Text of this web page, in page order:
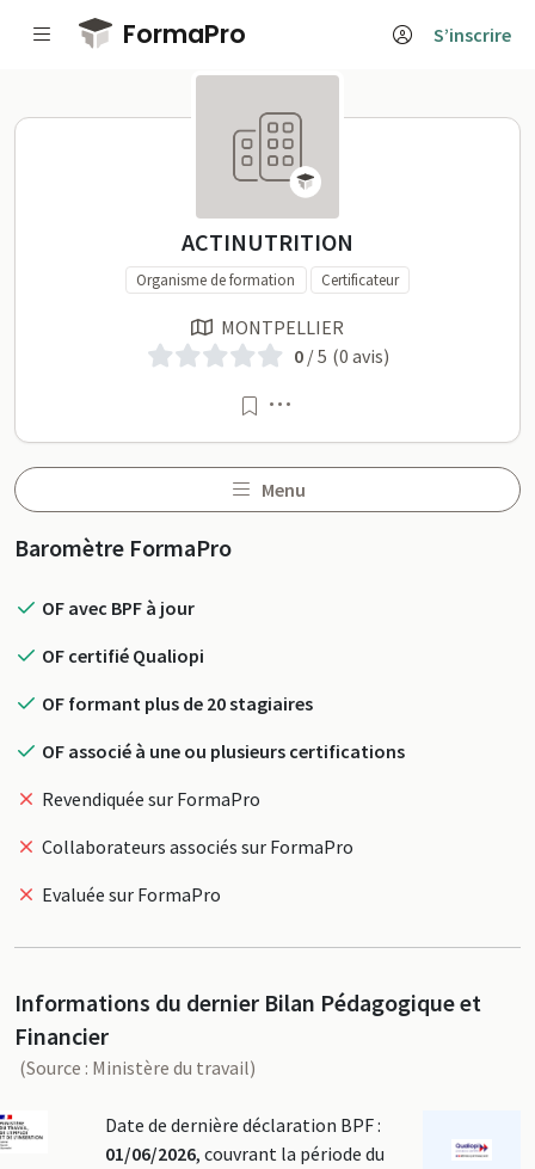
Passer au contenu principal
FormaPro S’inscrire
ACTINUTRITION sur
ACTINUTRITION
Organisme de formation Certificateur
MONTPELLIER
0/ 5 (0 avis)
Menu
Profil
Baromètre FormaPro
OF avec BPF à jour
OF certifié Qualiopi
OF formant plus de 20 stagiaires
OF associé à une ou plusieurs certifications
Revendiquée sur FormaPro
Collaborateurs associés sur FormaPro
Evaluée sur FormaPro
Informations du dernier Bilan Pédagogique et
Financier
(Source : Ministère du travail)
Date de dernière déclaration BPF :
01/06/2026, couvrant la période du